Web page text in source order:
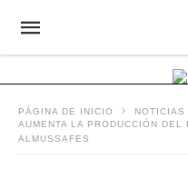
PÁGINA DE INICIO
NOTICIAS
AUMENTA LA PRODUCCIÓN
ALMUSSAFES